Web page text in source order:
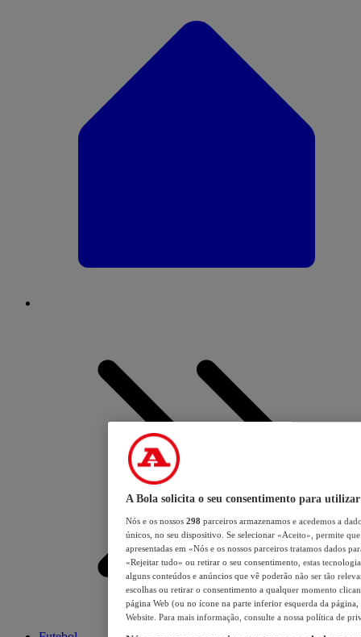
A Bola solicita o seu consentimento para utilizar
Nós e os nossos 298 parceiros armazenamos e acedemos a
únicos, no seu dispositivo. Se selecionar «Aceito», permite
apresentadas em «Nós e os nossos parceiros tratamos dados
«Rejeitar tudo» ou retirar o seu consentimento, estas
alguns conteúdos e anúncios que vê poderão não ser tão
escolhas ou retirar o consentimento a qualquer momento
página Web (ou no ícone na parte inferior esquerda da página,
Website. Para mais informação, consulte a nossa política de